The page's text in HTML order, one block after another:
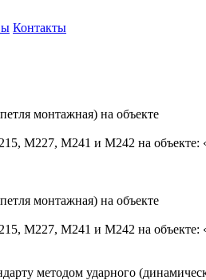
Контакты
монтажная) на объекте
М227, М241 и М242 на
монтажная) на объекте
М227, М241 и М242 на
методом ударного